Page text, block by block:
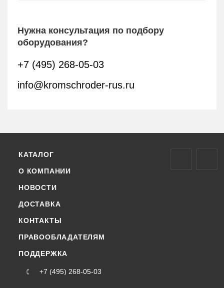
Нужна консультация по подбору
оборудования?
+7 (495) 268-05-03
info@kromschroder-rus.ru
КАТАЛОГ
О КОМПАНИИ
НОВОСТИ
ДОСТАВКА
КОНТАКТЫ
ПРАВООБЛАДАТЕЛЯМ
ПОДДЕРЖКА
+7 (495) 268-05-03